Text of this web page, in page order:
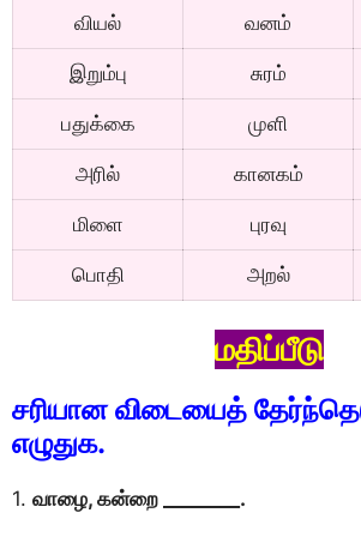
வியல் வனம்
இறும்பு சுரம்
பதுக்கை முளி
அரில் கானகம்
மிளை புரவு
பொதி அறல்
மதிப்பீடு
சரியான விடையைத்
எழுதுக.
1. வாழை, கன்றை ________.